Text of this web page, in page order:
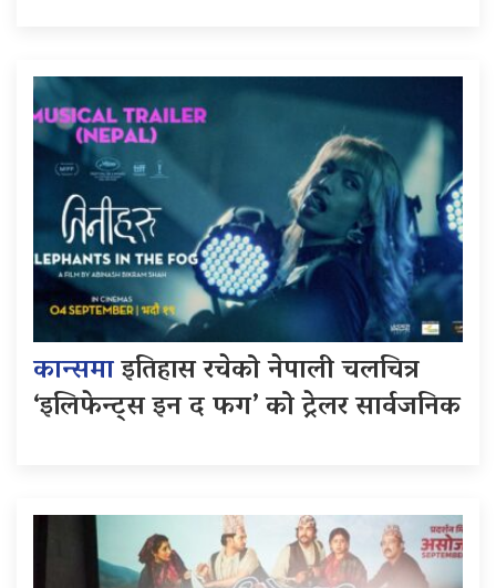
कान्समाइतिहास रचेको नेपाली चलचित्र
‘इलिफेन्ट्स इन द फग’ को ट्रेलर सार्वजनिक